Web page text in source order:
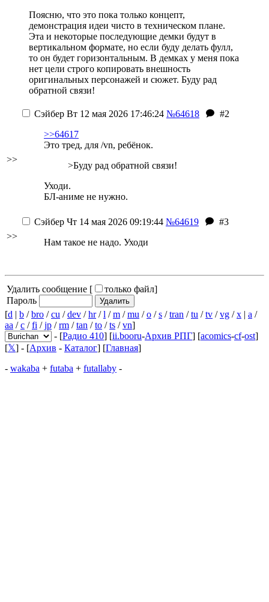
Поясню, что это пока только концепт,
демонстрация идеи чисто в техническом плане.
Эта и некоторые последующие демки будут в
вертикальном формате, но если буду делать фулл,
то он будет горизонтальным. В демках у меня пока
нет цели строго копировать внешность
оригинальных персонажей и сюжет. Буду рад
обратной связи!
>>
Сэйбер Вт 12 мая 2026 17:46:24 №64618
#2
>>64617
Это тред, для /vn, ребёнок.
>Буду рад обратной связи!
Уходи.
БЛ-аниме не нужно.
>>
Сэйбер Чт 14 мая 2026 09:19:44 №64619
#3
Нам такое не надо. Уходи
Удалить сообщение [ только файл]
Пароль
[d | b /bro /cu /dev /hr/l /m /mu /o /s /tran /tu /tv /vg /x | a /
aa /c /fi /jp /rm /tan /to /ts /vn]
- [Радио 410] [ii.booru-Архив РПГ] [acomics-cf-ost]
[𝕏] - [Архив - Каталог] [Главная]
- wakaba + futaba + futallaby -